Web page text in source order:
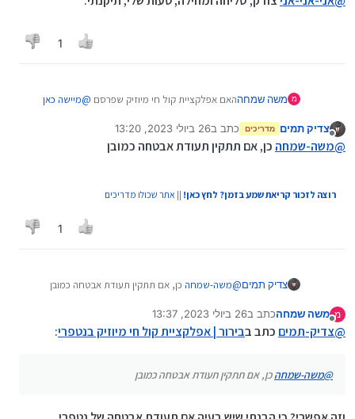
1
מ משה שמחההאם אפלקציית קול חי מיוזיק שפרסם @מיישה כאן
צדיק תמים מדריכים כתב ב26 ביולי 2023, 13:20
נערך לאחרונה על ידי
@משה-שמחה כן, אם תתקין תעודת אבטחה כמובן
רוצה לזכור קריאת שמע בזמן? לחץ כאן! || אתר שכולו מדריכים
1
צדיק תמים@משה-שמחה כן, אם תתקין תעודת אבטחה כמובן
מ משה שמחהכתב ב26 ביולי 2023, 13:37
נערך לאחרונה על ידי
@צדיק-תמים כתב בבירור | אפלקציית קול חי מיוזיק בנטפרי:
@משה-שמחהכן, אם תתקין תעודת אבטחה כמובן